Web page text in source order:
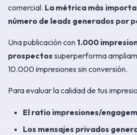
comercial. La métrica más
número de leads generados por
Una publicación con 1.000
prospectos superperforma
10.000 impresiones sin conversión.
Para evaluar la calidad de tus
El ratio impresiones/
Los mensajes privados